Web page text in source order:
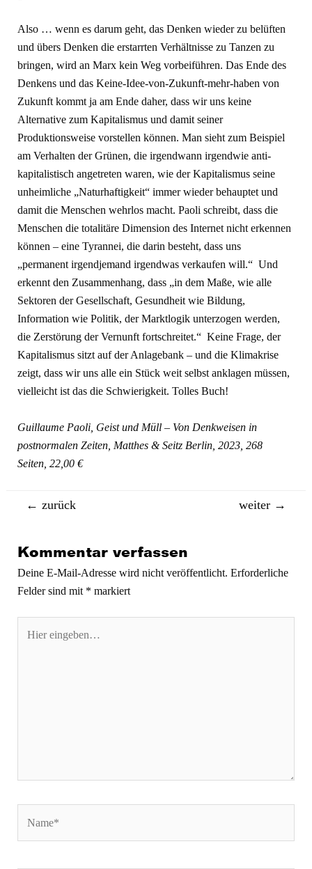
Also … wenn es darum geht, das Denken wieder zu belüften
und übers Denken die erstarrten Verhältnisse zu Tanzen zu
bringen, wird an Marx kein Weg vorbeiführen. Das Ende des
Denkens und das Keine-Idee-von-Zukunft-mehr-haben von
Zukunft kommt ja am Ende daher, dass wir uns keine
Alternative zum Kapitalismus und damit seiner
Produktionsweise vorstellen können. Man sieht zum Beispiel
am Verhalten der Grünen, die irgendwann irgendwie anti-
kapitalistisch angetreten waren, wie der Kapitalismus seine
unheimliche „Naturhaftigkeit“ immer wieder behauptet und
damit die Menschen wehrlos macht. Paoli schreibt, dass die
Menschen die totalitäre Dimension des Internet nicht erkennen
können – eine Tyrannei, die darin besteht, dass uns
„permanent irgendjemand irgendwas verkaufen will.“ Und
erkennt den Zusammenhang, dass „in dem Maße, wie alle
Sektoren der Gesellschaft, Gesundheit wie Bildung,
Information wie Politik, der Marktlogik unterzogen werden,
die Zerstörung der Vernunft fortschreitet.“ Keine Frage, der
Kapitalismus sitzt auf der Anlagebank – und die Klimakrise
zeigt, dass wir uns alle ein Stück weit selbst anklagen müssen,
vielleicht ist das die Schwierigkeit. Tolles Buch!
Guillaume Paoli, Geist und Müll – Von Denkweisen in
postnormalen Zeiten, Matthes & Seitz Berlin, 2023, 268
Seiten, 22,00 €
Beitragsnavigation
← zurück weiter →
Kommentar verfassen
Deine E-Mail-Adresse wird nicht veröffentlicht. Erforderliche
Felder sind mit * markiert
eingeben…